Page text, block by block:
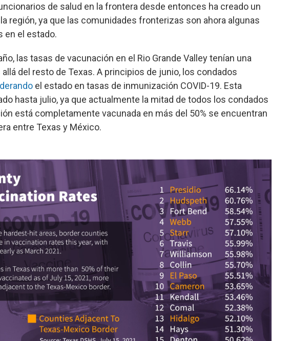
de salud en la frontera desde entonces ha creado un
región, ya que las comunidades fronterizas son ahora algunas
en el estado.
las tasas de vacunación en el Rio Grande Valley tenían una
del resto de Texas. A principios de junio, los condados
el estado en tasas de inmunización COVID-19. Esta
hasta julio, ya que actualmente la mitad de todos los condados
está completamente vacunada en más del 50% se encuentran
entre Texas y México.